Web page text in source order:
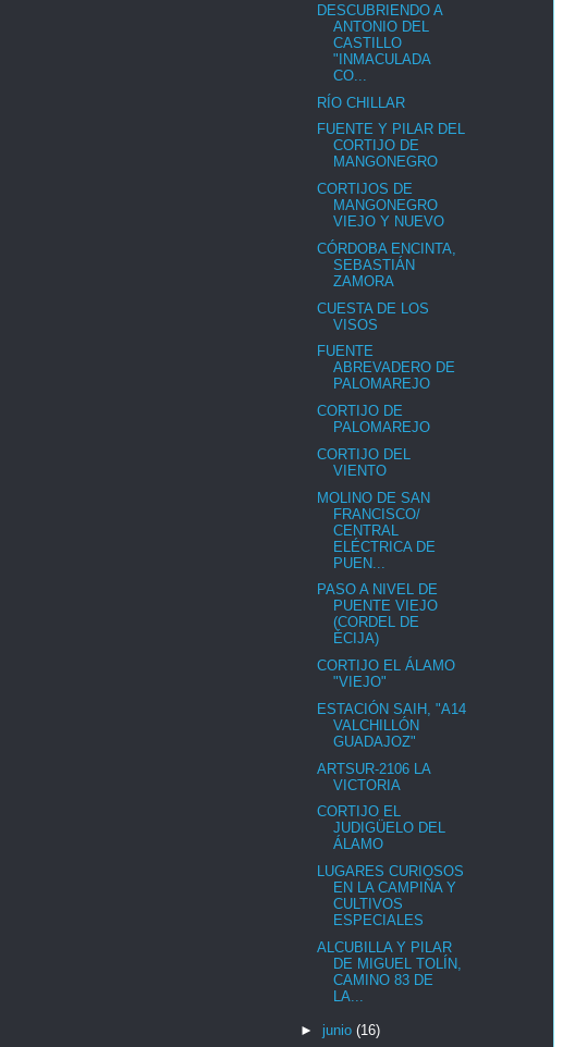
DESCUBRIENDO A
ANTONIO DEL
CASTILLO
"INMACULADA
CO...
RÍO CHILLAR
FUENTE Y PILAR DEL
CORTIJO DE
MANGONEGRO
CORTIJOS DE
MANGONEGRO
VIEJO Y NUEVO
CÓRDOBA ENCINTA,
SEBASTIÁN
ZAMORA
CUESTA DE LOS
VISOS
FUENTE
ABREVADERO DE
PALOMAREJO
CORTIJO DE
PALOMAREJO
CORTIJO DEL
VIENTO
MOLINO DE SAN
FRANCISCO/
CENTRAL
ELÉCTRICA DE
PUEN...
PASO A NIVEL DE
PUENTE VIEJO
(CORDEL DE
ÉCIJA)
CORTIJO EL ÁLAMO
"VIEJO"
ESTACIÓN SAIH, "A14
VALCHILLÓN
GUADAJOZ"
ARTSUR-2106 LA
VICTORIA
CORTIJO EL
JUDIGÜELO DEL
ÁLAMO
LUGARES CURIOSOS
EN LA CAMPIÑA Y
CULTIVOS
ESPECIALES
ALCUBILLA Y PILAR
DE MIGUEL TOLÍN,
CAMINO 83 DE
LA...
► junio (16)